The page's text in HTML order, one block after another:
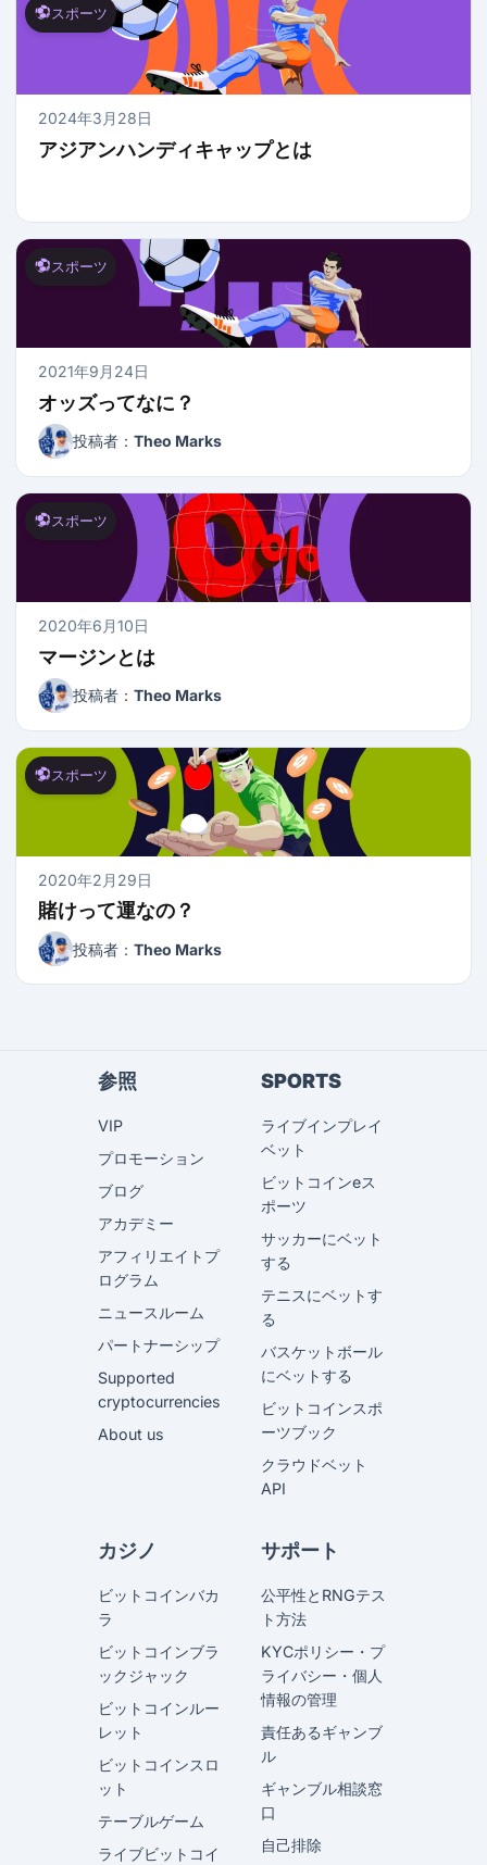
スポーツ
2024年3月28日
アジアンハンディキャップとは
スポーツ
2021年9月24日
オッズってなに？
投稿者： Theo Marks
スポーツ
2020年6月10日
マージンとは
投稿者： Theo Marks
スポーツ
2020年2月29日
賭けって運なの？
投稿者： Theo Marks
参照
VIP
プロモーション
ブログ
アカデミー
アフィリエイトプ
ログラム
ニュースルーム
パートナーシップ
Supported
cryptocurrencies
About us
SPORTS
ライブインプレイ
ベット
ビットコインeス
ポーツ
サッカーにベット
する
テニスにベットす
る
バスケットボール
にベットする
ビットコインスポ
ーツブック
クラウドベット
API
カジノ
ビットコインバカ
ラ
ビットコインブラ
ックジャック
ビットコインルー
レット
ビットコインスロ
ット
テーブルゲーム
ライブビットコイ
サポート
公平性とRNGテス
ト方法
KYCポリシー・プ
ライバシー・個人
情報の管理
責任あるギャンブ
ル
ギャンブル相談窓
口
自己排除